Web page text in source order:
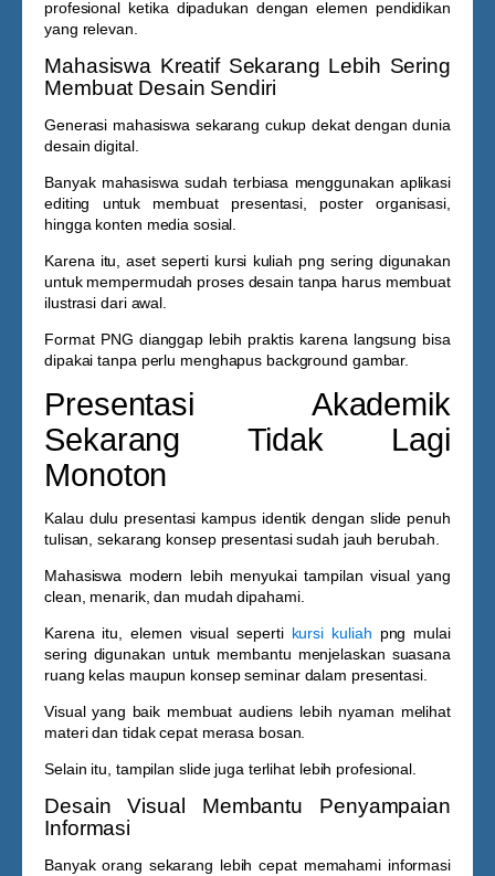
profesional ketika dipadukan dengan elemen pendidikan
yang relevan.
Mahasiswa Kreatif Sekarang Lebih Sering
Membuat Desain Sendiri
Generasi mahasiswa sekarang cukup dekat dengan dunia
desain digital.
Banyak mahasiswa sudah terbiasa menggunakan aplikasi
editing untuk membuat presentasi, poster organisasi,
hingga konten media sosial.
Karena itu, aset seperti kursi kuliah png sering digunakan
untuk mempermudah proses desain tanpa harus membuat
ilustrasi dari awal.
Format PNG dianggap lebih praktis karena langsung bisa
dipakai tanpa perlu menghapus background gambar.
Presentasi Akademik
Sekarang Tidak Lagi
Monoton
Kalau dulu presentasi kampus identik dengan slide penuh
tulisan, sekarang konsep presentasi sudah jauh berubah.
Mahasiswa modern lebih menyukai tampilan visual yang
clean, menarik, dan mudah dipahami.
Karena itu, elemen visual seperti kursi kuliah png mulai
sering digunakan untuk membantu menjelaskan suasana
ruang kelas maupun konsep seminar dalam presentasi.
Visual yang baik membuat audiens lebih nyaman melihat
materi dan tidak cepat merasa bosan.
Selain itu, tampilan slide juga terlihat lebih profesional.
Desain Visual Membantu Penyampaian
Informasi
Banyak orang sekarang lebih cepat memahami informasi